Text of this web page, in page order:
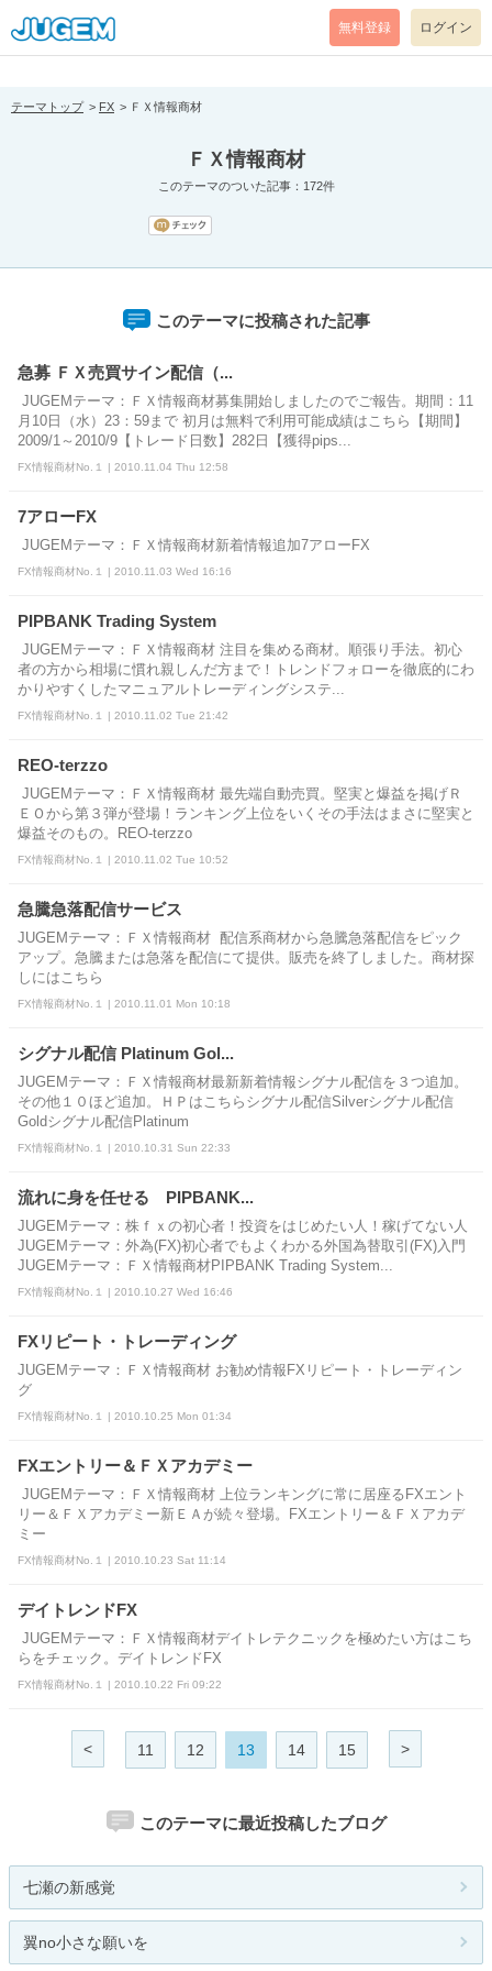
[pear_error: message="Success" code=0 mode=return level=notice
prefix="" info=""]
無料登録 ログイン
テーマトップ FX ＦＸ情報商材
ＦＸ情報商材
このテーマのついた記事：172件
このテーマに投稿された記事
急募 ＦＸ売買サイン配信（...
JUGEMテーマ：ＦＸ情報商材募集開始しましたのでご報告。期間：11
月10日（水）23：59まで 初月は無料で利用可能成績はこちら【期間】
2009/1～2010/9【トレード日数】282日【獲得pips...
FX情報商材No.１ | 2010.11.04 Thu 12:58
7アローFX
JUGEMテーマ：ＦＸ情報商材新着情報追加7アローFX
FX情報商材No.１ | 2010.11.03 Wed 16:16
PIPBANK Trading System
JUGEMテーマ：ＦＸ情報商材 注目を集める商材。順張り手法。初心
者の方から相場に慣れ親しんだ方まで！トレンドフォローを徹底的にわ
かりやすくしたマニュアルトレーディングシステ...
FX情報商材No.１ | 2010.11.02 Tue 21:42
REO-terzzo
JUGEMテーマ：ＦＸ情報商材 最先端自動売買。堅実と爆益を掲げＲ
ＥＯから第３弾が登場！ランキング上位をいくその手法はまさに堅実と
爆益そのもの。REO-terzzo
FX情報商材No.１ | 2010.11.02 Tue 10:52
急騰急落配信サービス
JUGEMテーマ：ＦＸ情報商材 配信系商材から急騰急落配信をピック
アップ。急騰または急落を配信にて提供。販売を終了しました。商材探
しにはこちら
FX情報商材No.１ | 2010.11.01 Mon 10:18
シグナル配信 Platinum Gol...
JUGEMテーマ：ＦＸ情報商材最新新着情報シグナル配信を３つ追加。
その他１０ほど追加。ＨＰはこちらシグナル配信Silverシグナル配信
Goldシグナル配信Platinum
FX情報商材No.１ | 2010.10.31 Sun 22:33
流れに身を任せる PIPBANK...
JUGEMテーマ：株ｆｘの初心者！投資をはじめたい人！稼げてない人
JUGEMテーマ：外為(FX)初心者でもよくわかる外国為替取引(FX)入門
JUGEMテーマ：ＦＸ情報商材PIPBANK Trading System...
FX情報商材No.１ | 2010.10.27 Wed 16:46
FXリピート・トレーディング
JUGEMテーマ：ＦＸ情報商材 お勧め情報FXリピート・トレーディン
グ
FX情報商材No.１ | 2010.10.25 Mon 01:34
FXエントリー＆ＦＸアカデミー
JUGEMテーマ：ＦＸ情報商材 上位ランキングに常に居座るFXエント
リー＆ＦＸアカデミー新ＥＡが続々登場。FXエントリー＆ＦＸアカデ
ミー
FX情報商材No.１ | 2010.10.23 Sat 11:14
デイトレンドFX
JUGEMテーマ：ＦＸ情報商材デイトレテクニックを極めたい方はこち
らをチェック。デイトレンドFX
FX情報商材No.１ | 2010.10.22 Fri 09:22
< 11 12 13 14 15 >
このテーマに最近投稿したブログ
七瀬の新感覚
翼no小さな願いを